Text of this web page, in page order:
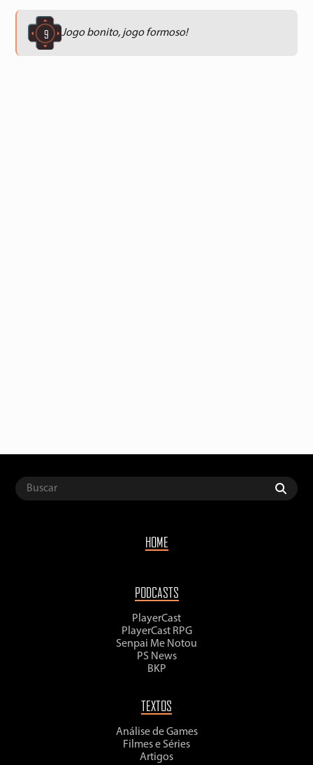
9 Jogo bonito, jogo formoso!
HOME
PODCASTS
PlayerCast
PlayerCast RPG
Senpai Me Notou
PS News
BKP
TEXTOS
Análise de Games
Filmes e Séries
Artigos